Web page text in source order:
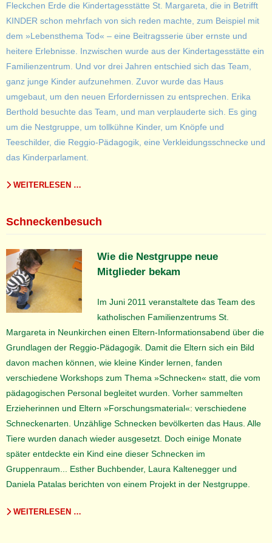
Fleckchen Erde die Kindertagesstätte St. Margareta, die in Betrifft
KINDER schon mehrfach von sich reden machte, zum Beispiel mit
dem »Lebensthema Tod« – eine Beitragsserie über ernste und
heitere Erlebnisse. Inzwischen wurde aus der Kindertagesstätte ein
Familienzentrum. Und vor drei Jahren entschied sich das Team,
ganz junge Kinder aufzunehmen. Zuvor wurde das Haus
umgebaut, um den neuen Erfordernissen zu entsprechen. Erika
Berthold besuchte das Team, und man verplauderte sich. Es ging
um die Nestgruppe, um tollkühne Kinder, um Knöpfe und
Teeschilder, die Reggio-Pädagogik, eine Verkleidungsschnecke und
das Kinderparlament.
WEITERLESEN …
Schneckenbesuch
Wie die Nestgruppe neue
Mitglieder bekam
Im Juni 2011 veranstaltete das Team des
katholischen Familienzentrums St.
Margareta in Neunkirchen einen Eltern-Informationsabend über die
Grundlagen der Reggio-Pädagogik. Damit die Eltern sich ein Bild
davon machen können, wie kleine Kinder lernen, fanden
verschiedene Workshops zum Thema »Schnecken« statt, die vom
pädagogischen Personal begleitet wurden. Vorher sammelten
Erzieherinnen und Eltern »Forschungsmaterial«: verschiedene
Schneckenarten. Unzählige Schnecken bevölkerten das Haus. Alle
Tiere wurden danach wieder ausgesetzt. Doch einige Monate
später entdeckte ein Kind eine dieser Schnecken im
Gruppenraum... Esther Buchbender, Laura Kaltenegger und
Daniela Patalas berichten von einem Projekt in der Nestgruppe.
WEITERLESEN …